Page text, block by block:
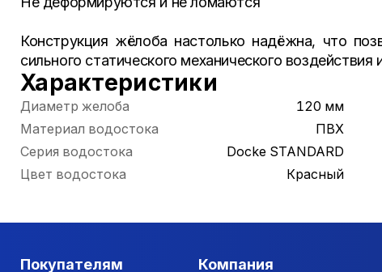
Конструкция жёлоба настолько надёжна, что
сильного статического механического
Характеристики
Диаметр желоба
120 мм
Материал водостока
ПВХ
Серия водостока
Docke STANDARD
Цвет водостока
Красный
Покупателям Компания